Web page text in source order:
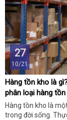
27
10/21
Hàng tồn kho là
phân loại hàng
Hàng tồn kho là
trong đời sống.